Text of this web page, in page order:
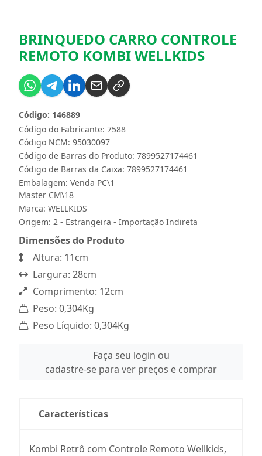
BRINQUEDO CARRO CONTROLE
REMOTO KOMBI WELLKIDS
Código do Fabricante: 7588
Código: 146889
Código NCM: 95030097
Código de Barras do Produto: 7899527174461
Código de Barras da Caixa: 7899527174461
Embalagem: Venda PC\1
Master CM\18
Marca: WELLKIDS
Origem: 2 - Estrangeira - Importação Indireta
Dimensões do Produto
Altura: 11cm
Largura: 28cm
Comprimento: 12cm
Peso: 0,304Kg
Peso Líquido: 0,304Kg
Faça seu login ou
cadastre-se para ver preços e comprar
Características
Kombi Retrô com Controle Remoto Wellkids,